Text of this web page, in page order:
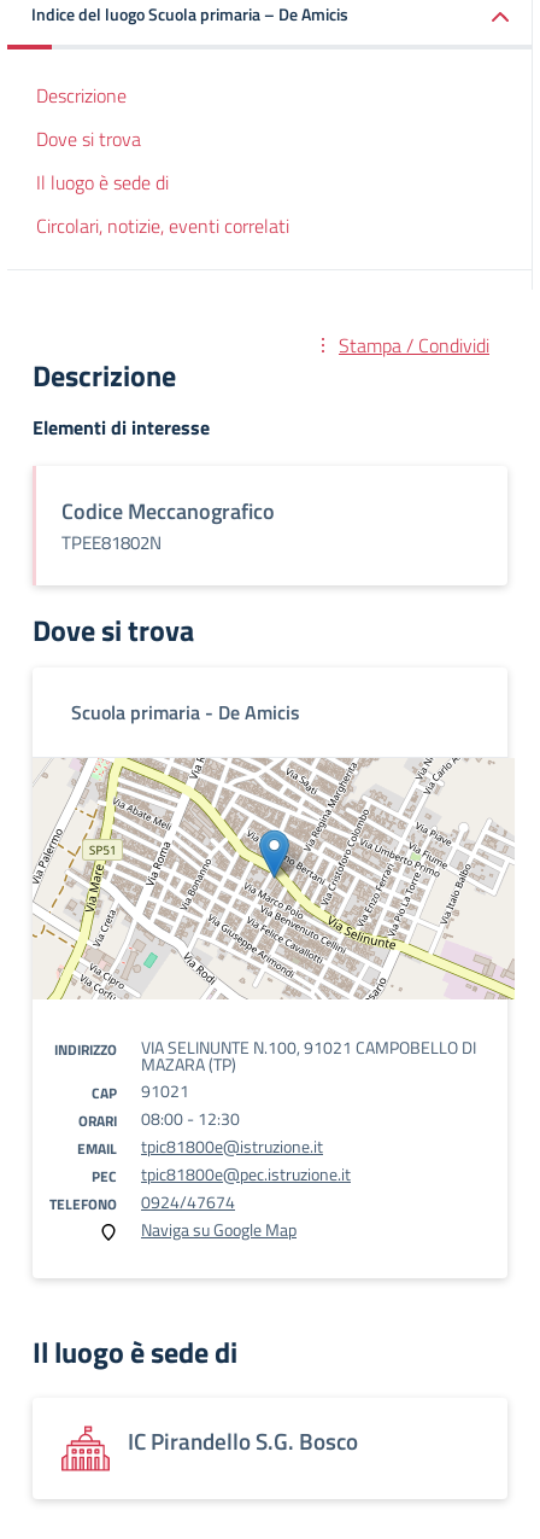
Indice del luogo Scuola primaria – De Amicis
Descrizione
Dove si trova
Il luogo è sede di
Circolari, notizie, eventi correlati
Stampa / Condividi
Descrizione
Elementi di interesse
Codice Meccanografico
TPEE81802N
Dove si trova
Scuola primaria - De Amicis
INDIRIZZO VIA SELINUNTE N.100, 91021 CAMPOBELLO DI
MAZARA (TP)
CAP 91021
ORARI 08:00 - 12:30
EMAIL tpic81800e@istruzione.it
PEC tpic81800e@pec.istruzione.it
TELEFONO
0924/47674
Naviga su Google Map
Il luogo è sede di
IC Pirandello S.G. Bosco